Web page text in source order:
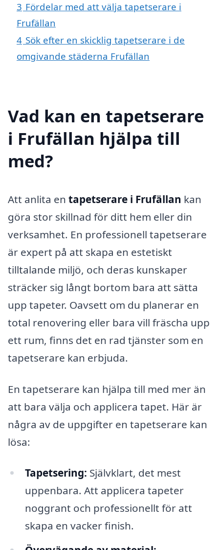
3 Fördelar med att välja tapetserare i
Frufällan
4 Sök efter en skicklig tapetserare i de
omgivande städerna Frufällan
Vad kan en tapetserare
i Frufällan hjälpa till
med?
Att anlita en tapetserare i Frufällan kan
göra stor skillnad för ditt hem eller din
verksamhet. En professionell tapetserare
är expert på att skapa en estetiskt
tilltalande miljö, och deras kunskaper
sträcker sig långt bortom bara att sätta
upp tapeter. Oavsett om du planerar en
total renovering eller bara vill fräscha upp
ett rum, finns det en rad tjänster som en
tapetserare kan erbjuda.
En tapetserare kan hjälpa till med mer än
att bara välja och applicera tapet. Här är
några av de uppgifter en tapetserare kan
lösa:
Tapetsering: Självklart, det mest
uppenbara. Att applicera tapeter
noggrant och professionellt för att
skapa en vacker finish.